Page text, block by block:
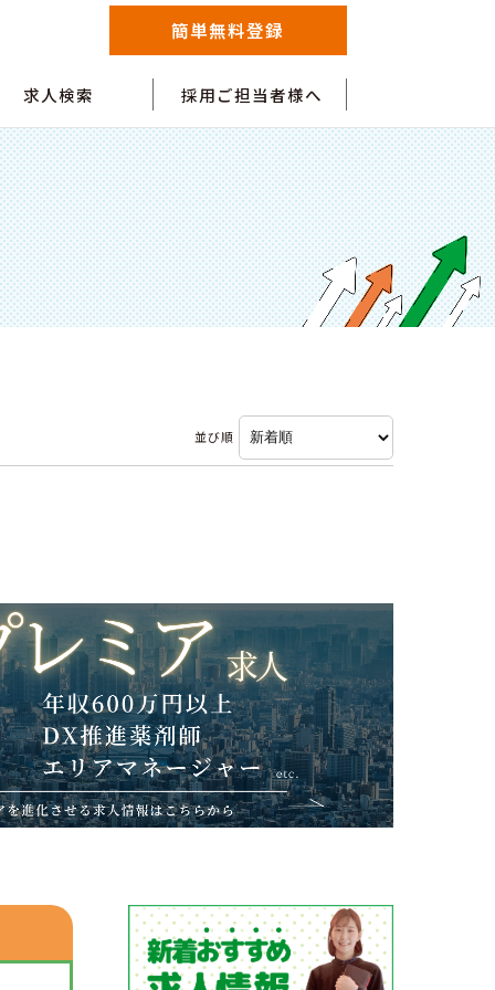
簡単無料登録
求人検索 採用ご担当者様へ
並び順